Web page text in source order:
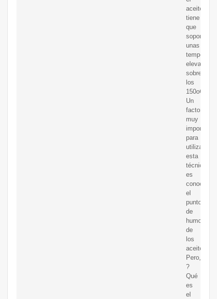
aceite,
tiene
que
soportar
unas
elevadas,
los
150oC.
Un
factor
muy
importante
para
utilizar
esta
técnica,
es
conocer
el
punto
de
humo
de
los
aceites.
Pero,
?
Qué
es
el